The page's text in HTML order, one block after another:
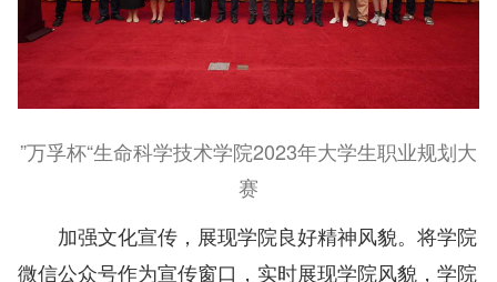
”万孚杯“生命科学技术学院2023年大学生职业规划大
赛
加强文化宣传，展现学院良好精神风貌。 将学院
微信公众号作为宣传窗口，实时展现学院风貌，学院